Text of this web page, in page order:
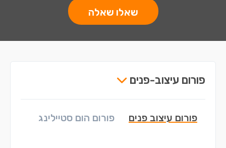
שאלו שאלה
פורום עיצוב-פנים
פורום עיצוב פנים פורום הום סטיילינג